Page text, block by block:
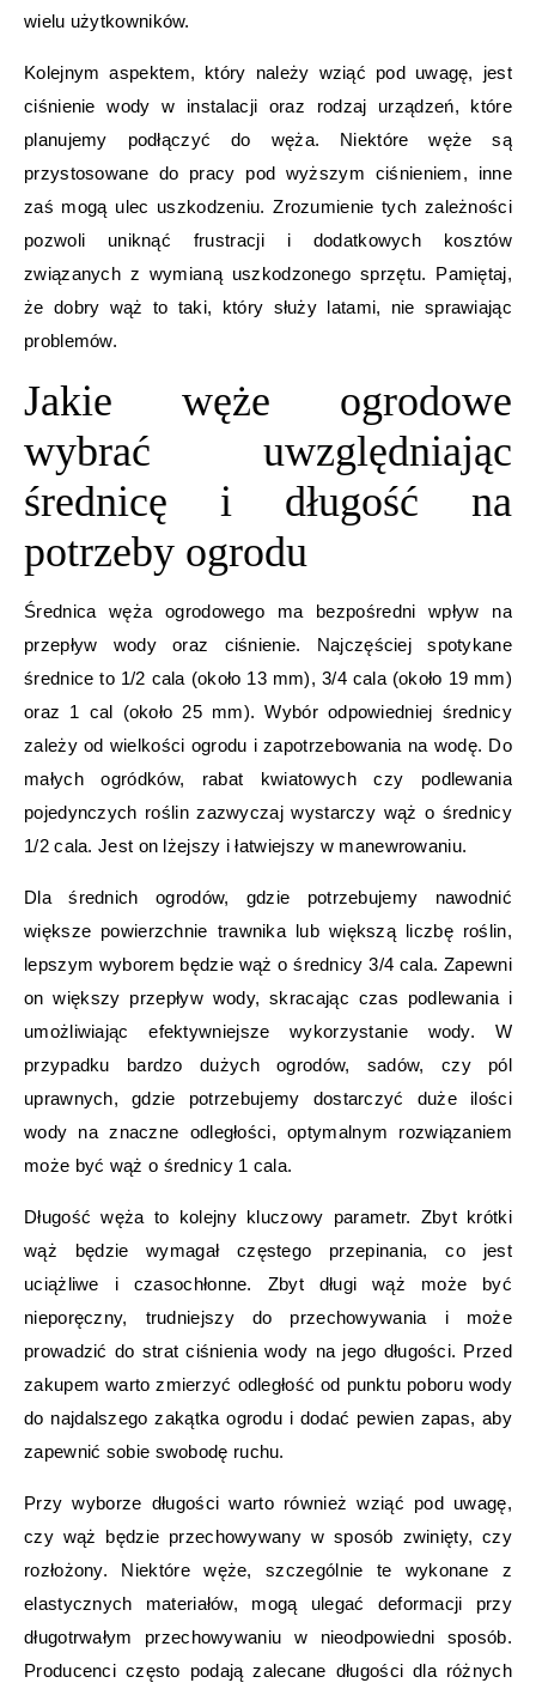
wielu użytkowników.
Kolejnym aspektem, który należy wziąć pod uwagę, jest
ciśnienie wody w instalacji oraz rodzaj urządzeń, które
planujemy podłączyć do węża. Niektóre węże są
przystosowane do pracy pod wyższym ciśnieniem, inne
zaś mogą ulec uszkodzeniu. Zrozumienie tych zależności
pozwoli uniknąć frustracji i dodatkowych kosztów
związanych z wymianą uszkodzonego sprzętu. Pamiętaj,
że dobry wąż to taki, który służy latami, nie sprawiając
problemów.
Jakie węże ogrodowe
wybrać uwzględniając
średnicę i długość na
potrzeby ogrodu
Średnica węża ogrodowego ma bezpośredni wpływ na
przepływ wody oraz ciśnienie. Najczęściej spotykane
średnice to 1/2 cala (około 13 mm), 3/4 cala (około 19 mm)
oraz 1 cal (około 25 mm). Wybór odpowiedniej średnicy
zależy od wielkości ogrodu i zapotrzebowania na wodę. Do
małych ogródków, rabat kwiatowych czy podlewania
pojedynczych roślin zazwyczaj wystarczy wąż o średnicy
1/2 cala. Jest on lżejszy i łatwiejszy w manewrowaniu.
Dla średnich ogrodów, gdzie potrzebujemy nawodnić
większe powierzchnie trawnika lub większą liczbę roślin,
lepszym wyborem będzie wąż o średnicy 3/4 cala. Zapewni
on większy przepływ wody, skracając czas podlewania i
umożliwiając efektywniejsze wykorzystanie wody. W
przypadku bardzo dużych ogrodów, sadów, czy pól
uprawnych, gdzie potrzebujemy dostarczyć duże ilości
wody na znaczne odległości, optymalnym rozwiązaniem
może być wąż o średnicy 1 cala.
Długość węża to kolejny kluczowy parametr. Zbyt krótki
wąż będzie wymagał częstego przepinania, co jest
uciążliwe i czasochłonne. Zbyt długi wąż może być
nieporęczny, trudniejszy do przechowywania i może
prowadzić do strat ciśnienia wody na jego długości. Przed
zakupem warto zmierzyć odległość od punktu poboru wody
do najdalszego zakątka ogrodu i dodać pewien zapas, aby
zapewnić sobie swobodę ruchu.
Przy wyborze długości warto również wziąć pod uwagę,
czy wąż będzie przechowywany w sposób zwinięty, czy
rozłożony. Niektóre węże, szczególnie te wykonane z
elastycznych materiałów, mogą ulegać deformacji przy
długotrwałym przechowywaniu w nieodpowiedni sposób.
Producenci często podają zalecane długości dla różnych